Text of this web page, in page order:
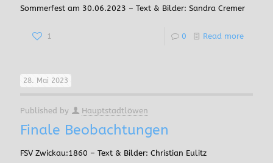
Sommerfest am 30.06.2023 – Text & Bilder: Sandra Cremer
1 0 Read more
28. Mai 2023
Published by Hauptstadtlöwen
Finale Beobachtungen
FSV Zwickau:1860 – Text & Bilder: Christian Eulitz